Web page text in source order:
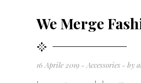
We Merge
16 Aprile 2019 Accessories by